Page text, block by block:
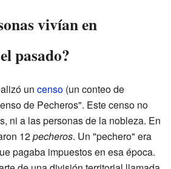
vivían en
pasado?
un censo (un conteo de
de Pecheros". Este censo no
ni a las personas de la nobleza. En
12pecheros. Un "pechero" era
pagaba impuestos en esa época.